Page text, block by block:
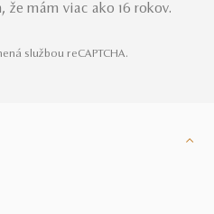
že mám viac ako 16 rokov.
službou reCAPTCHA.